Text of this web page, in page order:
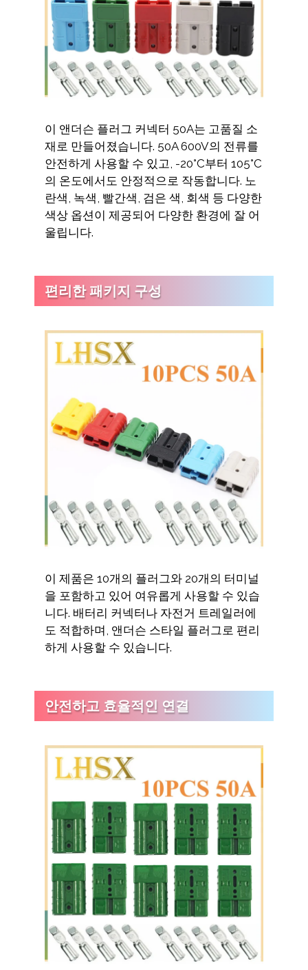
이 앤더슨 플러그 커넥터 50A는 고품질 소
재로 만들어졌습니다. 50A 600V의 전류를
안전하게 사용할 수 있고, -20°C부터 105°C
의 온도에서도 안정적으로 작동합니다. 노
란색, 녹색, 빨간색, 검은 색, 회색 등 다양한
색상 옵션이 제공되어 다양한 환경에 잘 어
울립니다.
편리한 패키지 구성
이 제품은 10개의 플러그와 20개의 터미널
을 포함하고 있어 여유롭게 사용할 수 있습
니다. 배터리 커넥터나 자전거 트레일러에
도 적합하며, 앤더슨 스타일 플러그로 편리
하게 사용할 수 있습니다.
안전하고 효율적인 연결